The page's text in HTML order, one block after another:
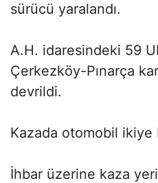
sürücü yaralandı.
A.H. idaresindeki 59
Çerkezköy-Pınarça
devrildi.
Kazada otomobil ikiye
İhbar üzerine kaza